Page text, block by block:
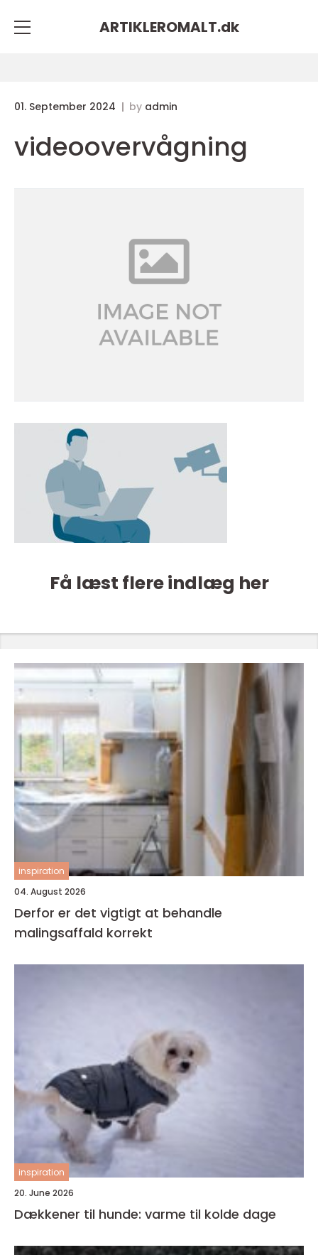
ARTIKLEROMALT.dk
01. September 2024 by admin
videoovervågning
Få læst flere indlæg her
inspiration
04. August 2026
Derfor er det vigtigt at behandle
malingsaffald korrekt
inspiration
20. June 2026
Dækkener til hunde: varme til kolde dage